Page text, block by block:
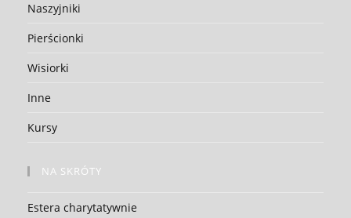
Naszyjniki
Pierścionki
Wisiorki
Inne
Kursy
NA SKRÓTY
Estera charytatywnie